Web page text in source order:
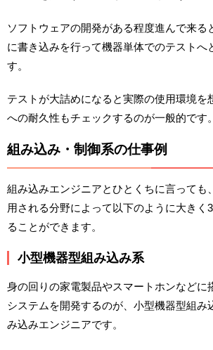
ソフトウェアの開発がある程度進んで来る
に書き込みを行って機器単体でのテストへ
す。
テストが大詰めになると実際の使用環境を
への耐久性もチェックするのが一般的です。
組み込み・制御系の仕事例
組み込みエンジニアとひとくちに言っても
用される分野によって以下のように大きく
ることができます。
小型機器型組み込み系
身の回りの家電製品やスマートホンなどに
システムを開発するのが、小型機器型組み
み込みエンジニアです。